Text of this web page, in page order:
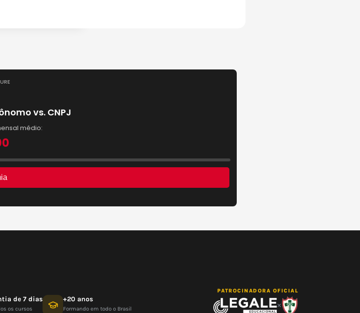
de 7 dias
os cursos
+20 anos
Formando em todo o Brasil
PATROCINADORA OFICIAL
×